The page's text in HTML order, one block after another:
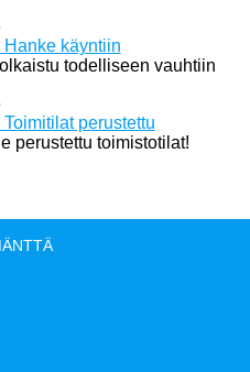
käyntiin
todelliseen vauhtiin
perustettu
perustettu toimistotilat!